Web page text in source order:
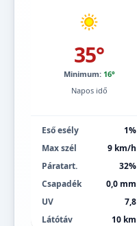
35°
Minimum: 16°
Napos idő
Eső esély
1%
Max szél
9 km/h
Páratart.
32%
Csapadék
0,0 mm
UV
7,8
Látótáv
10 km